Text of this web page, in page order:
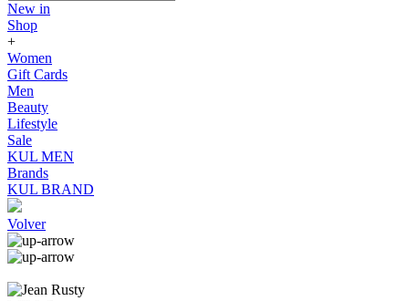
New in
Shop
+
Women
Gift Cards
Men
Beauty
Lifestyle
Sale
KUL MEN
Brands
KUL BRAND
Volver